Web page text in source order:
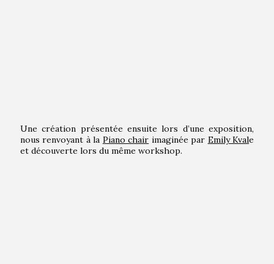
Une création présentée ensuite lors d’une exposition,
nous renvoyant à la Piano chair imaginée par Emily Kvale
et découverte lors du même workshop.